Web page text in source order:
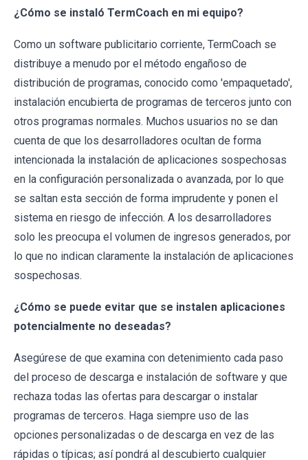
¿Cómo se instaló TermCoach en mi equipo?
Como un software publicitario corriente, TermCoach se
distribuye a menudo por el método engañoso de
distribución de programas, conocido como 'empaquetado',
instalación encubierta de programas de terceros junto con
otros programas normales. Muchos usuarios no se dan
cuenta de que los desarrolladores ocultan de forma
intencionada la instalación de aplicaciones sospechosas
en la configuración personalizada o avanzada, por lo que
se saltan esta sección de forma imprudente y ponen el
sistema en riesgo de infección. A los desarrolladores
solo les preocupa el volumen de ingresos generados, por
lo que no indican claramente la instalación de aplicaciones
sospechosas.
¿Cómo se puede evitar que se instalen aplicaciones
potencialmente no deseadas?
Asegúrese de que examina con detenimiento cada paso
del proceso de descarga e instalación de software y que
rechaza todas las ofertas para descargar o instalar
programas de terceros. Haga siempre uso de las
opciones personalizadas o de descarga en vez de las
rápidas o típicas; así pondrá al descubierto cualquier